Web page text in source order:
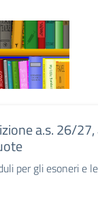
a.s. 26/
per gli esoneri e